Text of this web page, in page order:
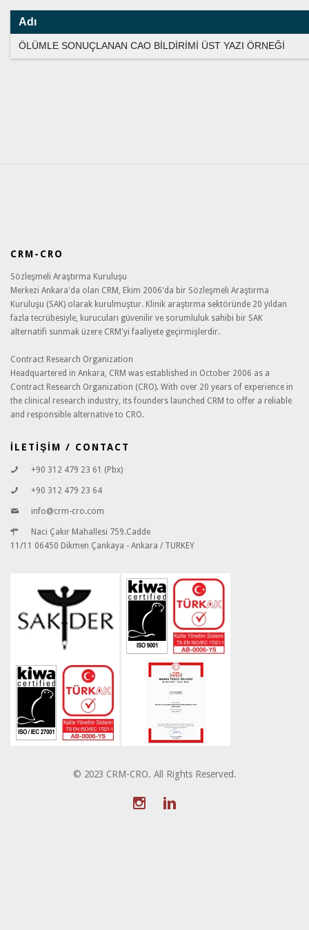
Adı
ÖLÜMLE SONUÇLANAN CAO BİLDİRİMİ ÜST YAZI ÖRNEĞİ
CRM-CRO
Sözleşmeli Araştırma Kuruluşu
Merkezi Ankara'da olan CRM, Ekim 2006'da bir Sözleşmeli Araştırma
Kuruluşu (SAK) olarak kurulmuştur. Klinik araştırma sektöründe 20 yıldan
fazla tecrübesiyle, kurucuları güvenilir ve sorumluluk sahibi bir SAK
alternatifi sunmak üzere CRM'yi faaliyete geçirmişlerdir.
Contract Research Organization
Headquartered in Ankara, CRM was established in October 2006 as a
Contract Research Organization (CRO). With over 20 years of experience in
the clinical research industry, its founders launched CRM to offer a reliable
and responsible alternative to CRO.
İLETİŞİM / CONTACT
+90 312 479 23 61 (Pbx)
+90 312 479 23 64
info@crm-cro.com
Naci Çakır Mahallesi 759.Cadde
11/11 06450 Dikmen Çankaya - Ankara / TURKEY
© 2023 CRM-CRO. All Rights Reserved.